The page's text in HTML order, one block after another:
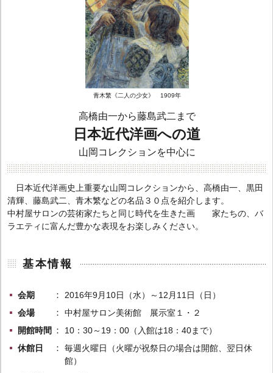
青木繁《二人の少女》 1909年
高橋由一から藤島武二まで
日本近代洋画への道
山岡コレクションを中心に
日本近代洋画史上重要な山岡コレクションから、高橋由一、黒田
清輝、藤島武二、青木繁などの名品３０点を紹介します。
中村屋サロンの芸術家たちと同じ時代を生きた画 家たちの、バ
ラエティに富んだ豊かな表現をお楽しみください。
基本情報
会期
2016年9月10日（水）～12月11日（日）
会場
中村屋サロン美術館 展示室１・２
開館時間
10：30～19：00（入館は18：40まで）
休館日
毎週火曜日（火曜が祝祭日の場合は開館、翌日休
館）